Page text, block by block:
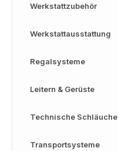
Werkstattzubehör
Werkstattausstattung
Regalsysteme
Leitern & Gerüste
Technische Schläuche
Transportsysteme